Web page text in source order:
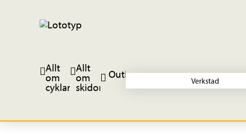
Allt
om
cyklar
Allt
om
skidor
Outlet
Verkstad